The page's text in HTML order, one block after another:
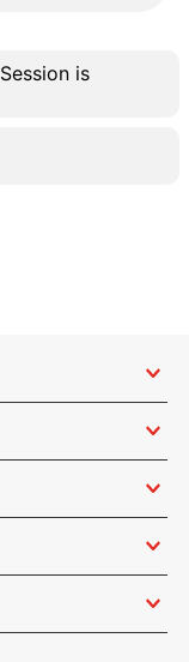
Session is